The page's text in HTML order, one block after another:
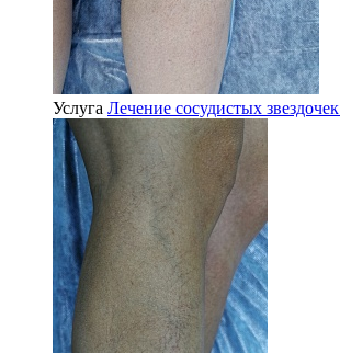
Услуга Лечение сосудистых звездочек